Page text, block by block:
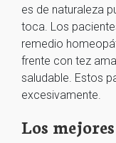
es de naturaleza
toca. Los
remedio
frente con tez
saludable. Estos
excesivamente.
Los